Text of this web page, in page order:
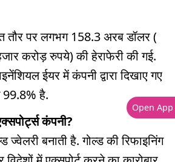
तौर पर लगभग 158.3 अरब डॉलर (
करोड़ रुपये) की हेराफेरी की गई.
ईयर में कंपनी द्वारा दिखाए गए
है.
कंपनी?
ज्वेलरी बनाती है. गोल्ड की रिफाइनिंग
Open App